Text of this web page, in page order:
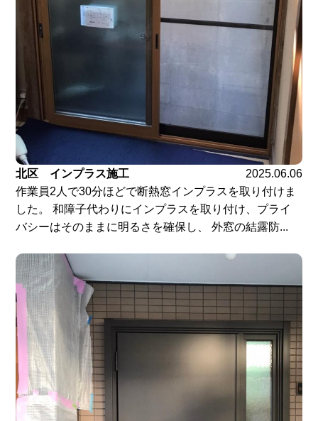
北区 インプラス施工
2025.06.06
作業員2人で30分ほどで断熱窓インプラスを取り付けま
した。 和障子代わりにインプラスを取り付け、プライ
バシーはそのままに明るさを確保し、 外窓の結露防...